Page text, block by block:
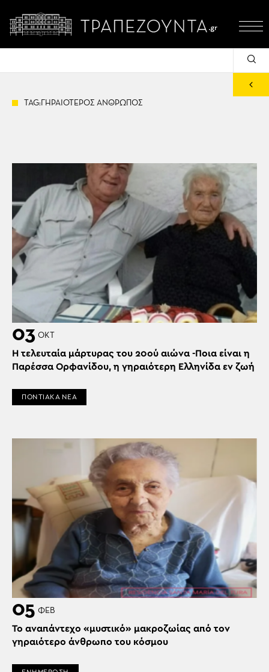
TAG:ΓΗΡΑΙΟΤΕΡΟΣ ΑΝΘΡΩΠΟΣ
03 ΟΚΤ
Η τελευταία μάρτυρας του 20ού αιώνα -Ποια είναι η
Παρέσσα Ορφανίδου, η γηραιότερη Ελληνίδα εν ζωή
ΠΟΝΤΙΑΚΑ ΝΕΑ
05 ΦΕΒ
Το αναπάντεχο «μυστικό» μακροζωίας από τον
γηραιότερο άνθρωπο του κόσμου